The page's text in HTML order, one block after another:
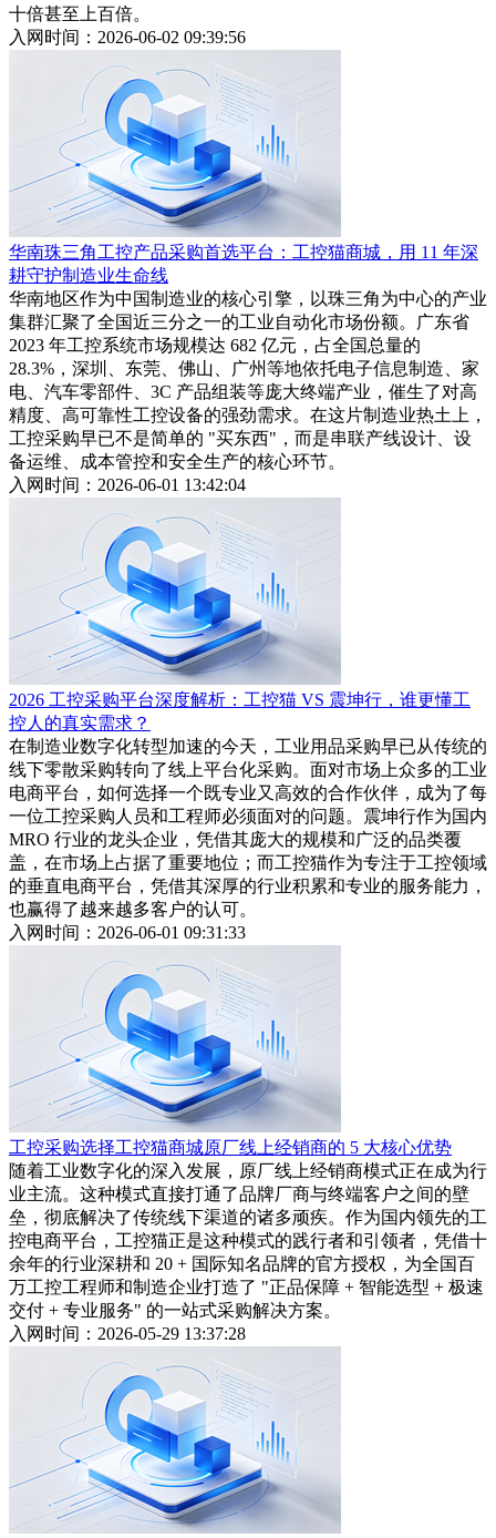
十倍甚至上百倍。
入网时间：2026-06-02 09:39:56
华南珠三角工控产品采购首选平台：工控猫商城，用 11 年深
耕守护制造业生命线
华南地区作为中国制造业的核心引擎，以珠三角为中心的产业
集群汇聚了全国近三分之一的工业自动化市场份额。广东省
2023 年工控系统市场规模达 682 亿元，占全国总量的
28.3%，深圳、东莞、佛山、广州等地依托电子信息制造、家
电、汽车零部件、3C 产品组装等庞大终端产业，催生了对高
精度、高可靠性工控设备的强劲需求。在这片制造业热土上，
工控采购早已不是简单的 "买东西"，而是串联产线设计、设
备运维、成本管控和安全生产的核心环节。
入网时间：2026-06-01 13:42:04
2026 工控采购平台深度解析：工控猫 VS 震坤行，谁更懂工
控人的真实需求？
在制造业数字化转型加速的今天，工业用品采购早已从传统的
线下零散采购转向了线上平台化采购。面对市场上众多的工业
电商平台，如何选择一个既专业又高效的合作伙伴，成为了每
一位工控采购人员和工程师必须面对的问题。震坤行作为国内
MRO 行业的龙头企业，凭借其庞大的规模和广泛的品类覆
盖，在市场上占据了重要地位；而工控猫作为专注于工控领域
的垂直电商平台，凭借其深厚的行业积累和专业的服务能力，
也赢得了越来越多客户的认可。
入网时间：2026-06-01 09:31:33
工控采购选择工控猫商城原厂线上经销商的 5 大核心优势
随着工业数字化的深入发展，原厂线上经销商模式正在成为行
业主流。这种模式直接打通了品牌厂商与终端客户之间的壁
垒，彻底解决了传统线下渠道的诸多顽疾。作为国内领先的工
控电商平台，工控猫正是这种模式的践行者和引领者，凭借十
余年的行业深耕和 20 + 国际知名品牌的官方授权，为全国百
万工控工程师和制造企业打造了 "正品保障 + 智能选型 + 极速
交付 + 专业服务" 的一站式采购解决方案。
入网时间：2026-05-29 13:37:28